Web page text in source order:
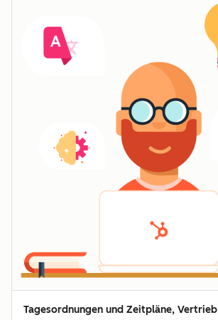
Tagesordnungen und Zeitpläne, Vertrieb